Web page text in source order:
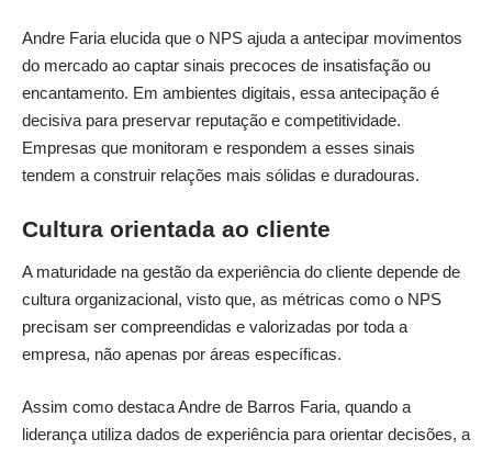
Andre Faria elucida que o NPS ajuda a antecipar movimentos
do mercado ao captar sinais precoces de insatisfação ou
encantamento. Em ambientes digitais, essa antecipação é
decisiva para preservar reputação e competitividade.
Empresas que monitoram e respondem a esses sinais
tendem a construir relações mais sólidas e duradouras.
Cultura orientada ao cliente
A maturidade na gestão da experiência do cliente depende de
cultura organizacional, visto que, as métricas como o NPS
precisam ser compreendidas e valorizadas por toda a
empresa, não apenas por áreas específicas.
Assim como destaca Andre de Barros Faria, quando a
liderança utiliza dados de experiência para orientar decisões, a